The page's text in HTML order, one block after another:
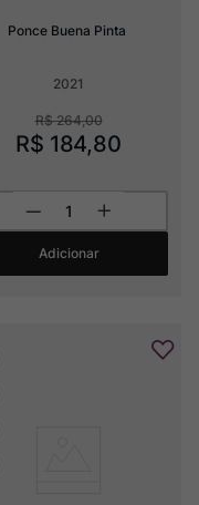
Ponce Buena Pinta
2021
R$ 264,00
R$ 184,80
Adicionar